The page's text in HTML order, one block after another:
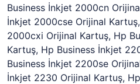
Business İnkjet 2000cn
İnkjet 2000cse Orijinal
2000cxi Orijinal Kartuş, Hp
Kartuş, Hp Business İnkjet
Business İnkjet 2200se
İnkjet 2230 Orijinal Kartuş,